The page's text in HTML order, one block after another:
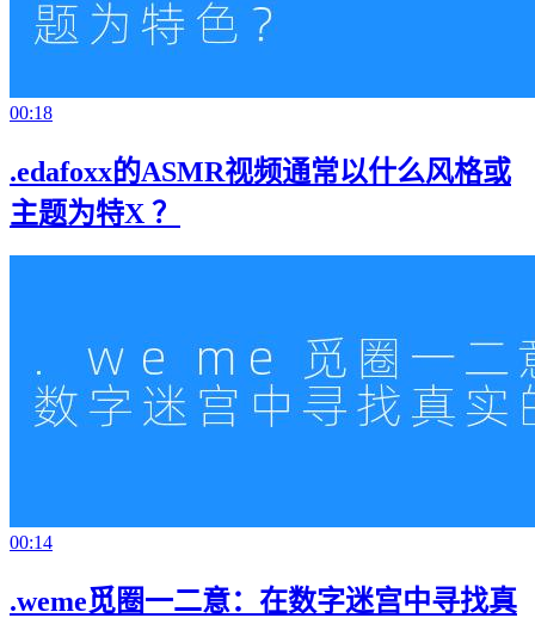
00:18
.edafoxx的ASMR视频通常以什么风格或
主题为特X ？
00:14
.weme觅圈一二意：在数字迷宫中寻找真